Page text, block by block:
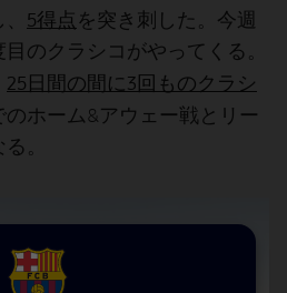
5得点 を突き刺した。今週
のクラシコがやってくる。
25日間の間に3回ものクラシ
ホーム&アウェー戦とリー
。
FCB Barcelona badge